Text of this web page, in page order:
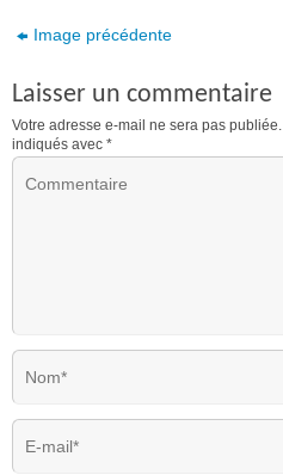
Image précédente
Laisser un commentaire
Votre adresse e-mail ne sera pas publiée.
indiqués avec *